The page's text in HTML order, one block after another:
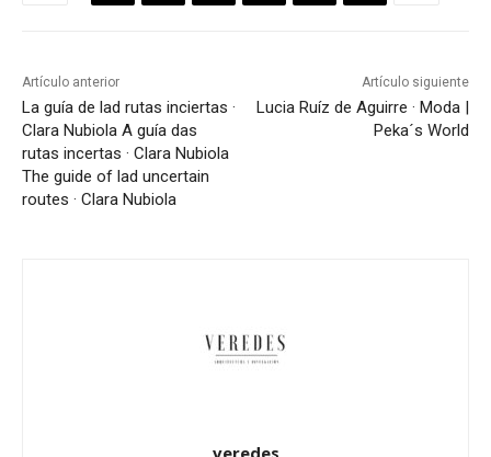
Artículo anterior
La guía de lad rutas inciertas ·
Clara Nubiola A guía das
rutas incertas · Clara Nubiola
The guide of lad uncertain
routes · Clara Nubiola
Artículo siguiente
Lucia Ruíz de Aguirre · Moda |
Peka´s World
veredes